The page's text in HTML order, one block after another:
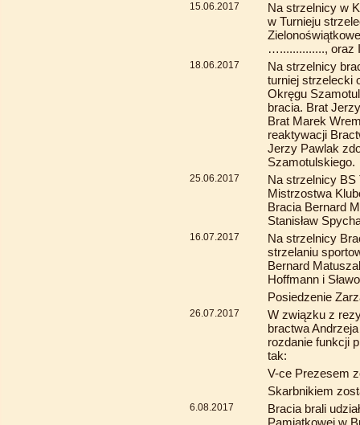
15.06.2017
Na strzelnicy w
w Turnieju
….............., oraz
18.06.2017
Na strzelnicy
turniej strzelecki
Okręgu
bracia. Brat
Brat Marek
reaktywacji
Jerzy Pawlak
Szamotulskiego.
25.06.2017
Na strzelnicy BS
Mistrzostwa
Bracia Bernard
Stanisław
16.07.2017
Na strzelnicy
strzelaniu
Bernard
Hoffmann i
Posiedzenie
26.07.2017
W związku z
bractwa
rozdanie funkcji
tak:
V-ce Prezesem
Skarbnikiem
6.08.2017
Bracia brali
Pamiątkowej w